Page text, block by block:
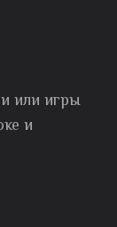
или игры
и